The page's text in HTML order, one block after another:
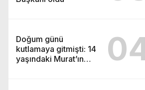
Doğum günü
kutlamaya gitmişti: 14
yaşındaki Murat’ın